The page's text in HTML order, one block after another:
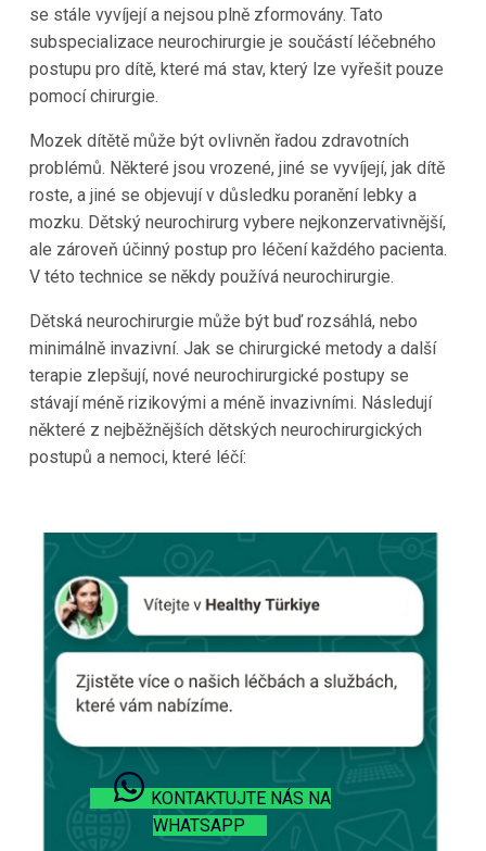
se stále vyvíjejí a nejsou plně zformovány. Tato
subspecializace neurochirurgie je součástí léčebného
postupu pro dítě, které má stav, který lze vyřešit pouze
pomocí chirurgie.
Mozek dítětě může být ovlivněn řadou zdravotních
problémů. Některé jsou vrozené, jiné se vyvíjejí, jak dítě
roste, a jiné se objevují v důsledku poranění lebky a
mozku. Dětský neurochirurg vybere nejkonzervativnější,
ale zároveň účinný postup pro léčení každého pacienta.
V této technice se někdy používá neurochirurgie.
Dětská neurochirurgie může být buď rozsáhlá, nebo
minimálně invazivní. Jak se chirurgické metody a další
terapie zlepšují, nové neurochirurgické postupy se
stávají méně rizikovými a méně invazivními. Následují
některé z nejběžnějších dětských neurochirurgických
postupů a nemoci, které léčí:
KONTAKTUJTE NÁS NA
WHATSAPP